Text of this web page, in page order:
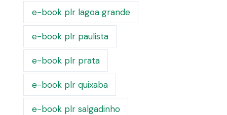
e-book plr lagoa grande
e-book plr paulista
e-book plr prata
e-book plr quixaba
e-book plr salgadinho